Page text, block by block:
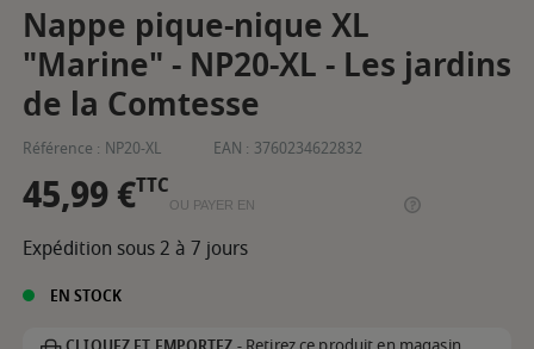
Nappe pique-nique XL
"Marine" - NP20-XL - Les jardins
de la Comtesse
Référence : NP20-XL EAN : 3760234622832
45,99 €TTC
OU PAYER EN
Expédition sous 2 à 7 jours
EN STOCK